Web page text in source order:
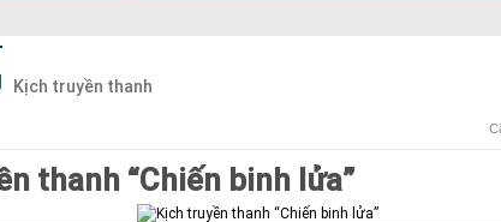
Kịch truyền thanh
thanh “Chiến binh lửa”